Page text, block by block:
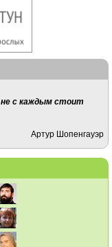
не с каждым стоит
Артур Шопенгауэр